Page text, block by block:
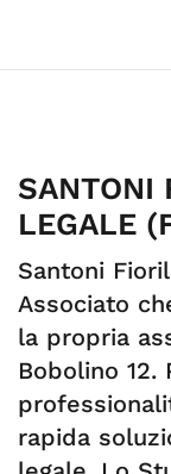
SANTONI
LEGALE
Santoni
Associato
la propria
Bobolino
rapida